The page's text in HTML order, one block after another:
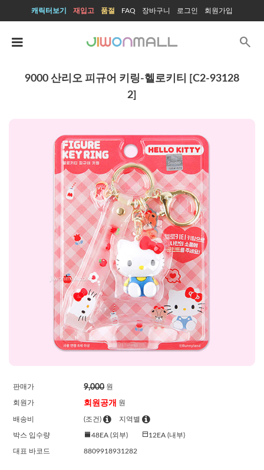
캐릭터보기 재입고 품절 FAQ 장바구니 로그인 회원가입
search
9000 산리오 피규어 키링-헬로키티 [C2-93128
2]
판매가 9,000원
회원가 회원공개 원
배송비 (조건) 지역별
박스 입수량 48EA (외부) 12EA (내부)
대표 바코드 8809918931282